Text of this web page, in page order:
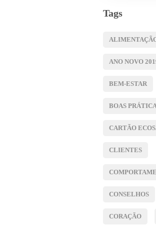
Tags
ANO NOVO
BEM-ESTAR
BOAS
CARTÃO
CLIENTES
CONSELHOS
CORAÇÃO